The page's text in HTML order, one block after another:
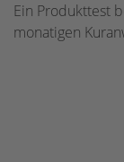
Ein Produkttest
monatigen